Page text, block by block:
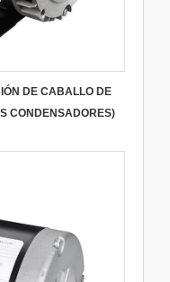
DE CABALLO DE
CONDENSADORES)